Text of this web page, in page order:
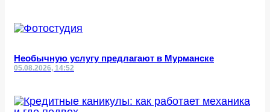
Необычную услугу предлагают в Мурманске
05.08.2026, 14:52